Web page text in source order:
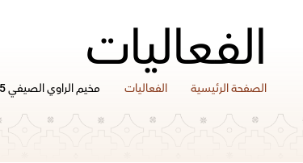
الفعاليات
الصفحة الرئيسية الفعاليات مخيم الراوي الصيفي 2025